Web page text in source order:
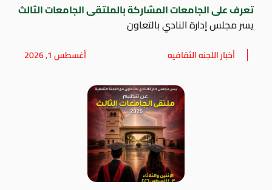
تعرف على الجامعات المشاركة بالملتقى الجامعات الثالث
يسر مجلس إدارة النادي بالتعاون
أخبار اللجنه الثقافيه أغسطس 1, 2026